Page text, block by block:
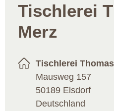
Tischlerei
Merz
Tischlerei
Mausweg 157
50189 Elsdorf
Deutschland